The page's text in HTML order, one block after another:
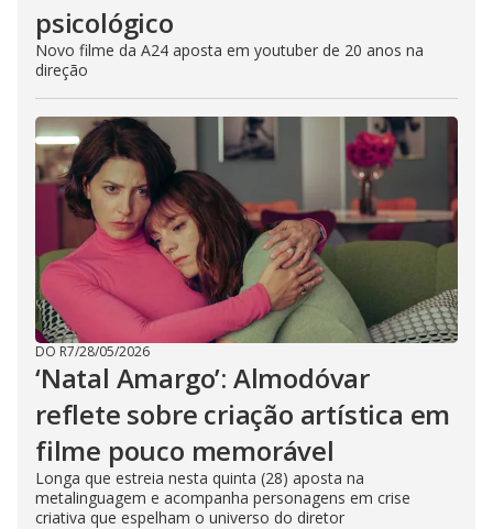
psicológico
Novo filme da A24 aposta em youtuber de 20 anos na
direção
DO R7/28/05/2026
‘Natal Amargo’: Almodóvar
reflete sobre criação artística em
filme pouco memorável
Longa que estreia nesta quinta (28) aposta na
metalinguagem e acompanha personagens em crise
criativa que espelham o universo do diretor